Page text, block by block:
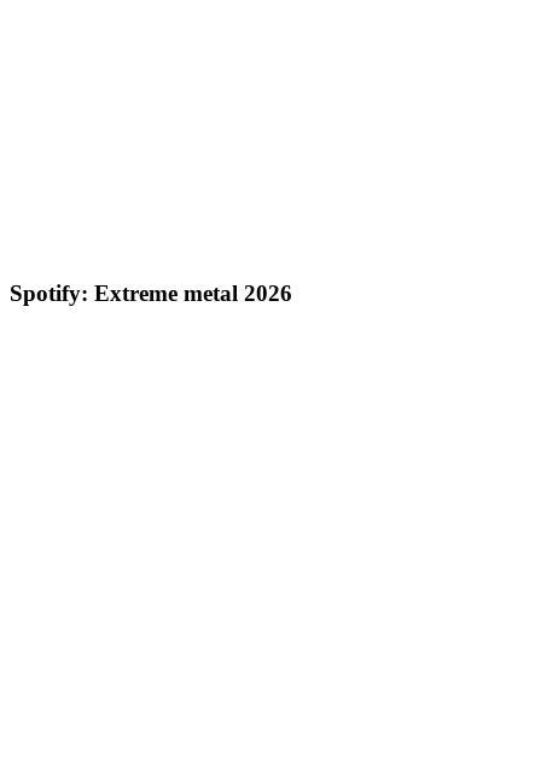
Spotify: Extreme metal 2026